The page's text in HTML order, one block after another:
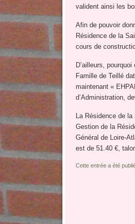
valident ainsi les
Afin de pouvoir
Résidence de la
cours de
D’ailleurs,
Famille de Teillé
maintenant «
d’Administration,
La Résidence de
Gestion de la
Général de Loire-
est de 51.40 €,
Cette entrée a été